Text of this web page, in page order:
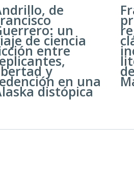
de
un
de ciencia
entre
y
en una
distópica